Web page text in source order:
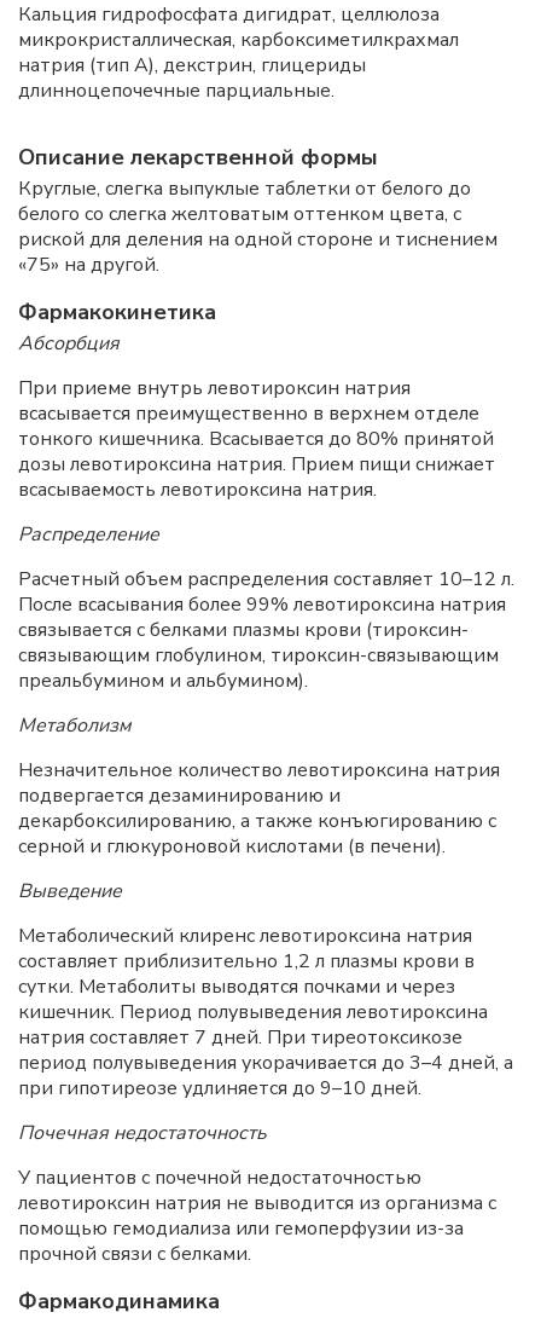
Кальция гидрофосфата дигидрат, целлюлоза
микрокристаллическая, карбоксиметилкрахмал
натрия (тип А), декстрин, глицериды
длинноцепочечные парциальные.
Описание лекарственной формы
Круглые, слегка выпуклые таблетки от белого до
белого со слегка желтоватым оттенком цвета, с
риской для деления на одной стороне и тиснением
«75» на другой.
Фармакокинетика
Абсорбция
При приеме внутрь левотироксин натрия
всасывается преимущественно в верхнем отделе
тонкого кишечника. Всасывается до 80% принятой
дозы левотироксина натрия. Прием пищи снижает
всасываемость левотироксина натрия.
Распределение
Расчетный объем распределения составляет 10–12 л.
После всасывания более 99% левотироксина натрия
связывается с белками плазмы крови (тироксин-
связывающим глобулином, тироксин-связывающим
преальбумином и альбумином).
Метаболизм
Незначительное количество левотироксина натрия
подвергается дезаминированию и
декарбоксилированию, а также конъюгированию с
серной и глюкуроновой кислотами (в печени).
Выведение
Метаболический клиренс левотироксина натрия
составляет приблизительно 1,2 л плазмы крови в
сутки. Метаболиты выводятся почками и через
кишечник. Период полувыведения левотироксина
натрия составляет 7 дней. При тиреотоксикозе
период полувыведения укорачивается до 3–4 дней, а
при гипотиреозе удлиняется до 9–10 дней.
Почечная недостаточность
У пациентов с почечной недостаточностью
левотироксин натрия не выводится из организма с
помощью гемодиализа или гемоперфузии из-за
прочной связи с белками.
Фармакодинамика